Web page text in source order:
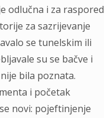
odlučna i za raspored
za sazrijevanje
se tunelskim ili
su se bačve i
bila poznata.
i početak
novi: pojeftinjenje